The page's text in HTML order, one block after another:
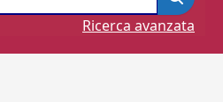
Ricerca avanzata